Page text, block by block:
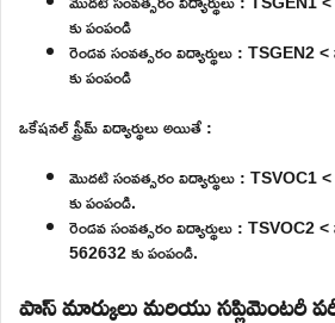
కు పంపండి
రెండవ సంవత్సరం విద్యార్థులు : TSGEN2
కు పంపండి
ఒకేషనల్ స్ట్రీమ్ విద్యార్థులు అయితే :
మొదటి సంవత్సరం విద్యార్థులు : TSVOC1
కు పంపండి.
రెండవ సంవత్సరం విద్యార్థులు : TSVOC2
562632 కు పంపండి.
పాస్ మార్కులు మరియు సప్లిమెంటరీ